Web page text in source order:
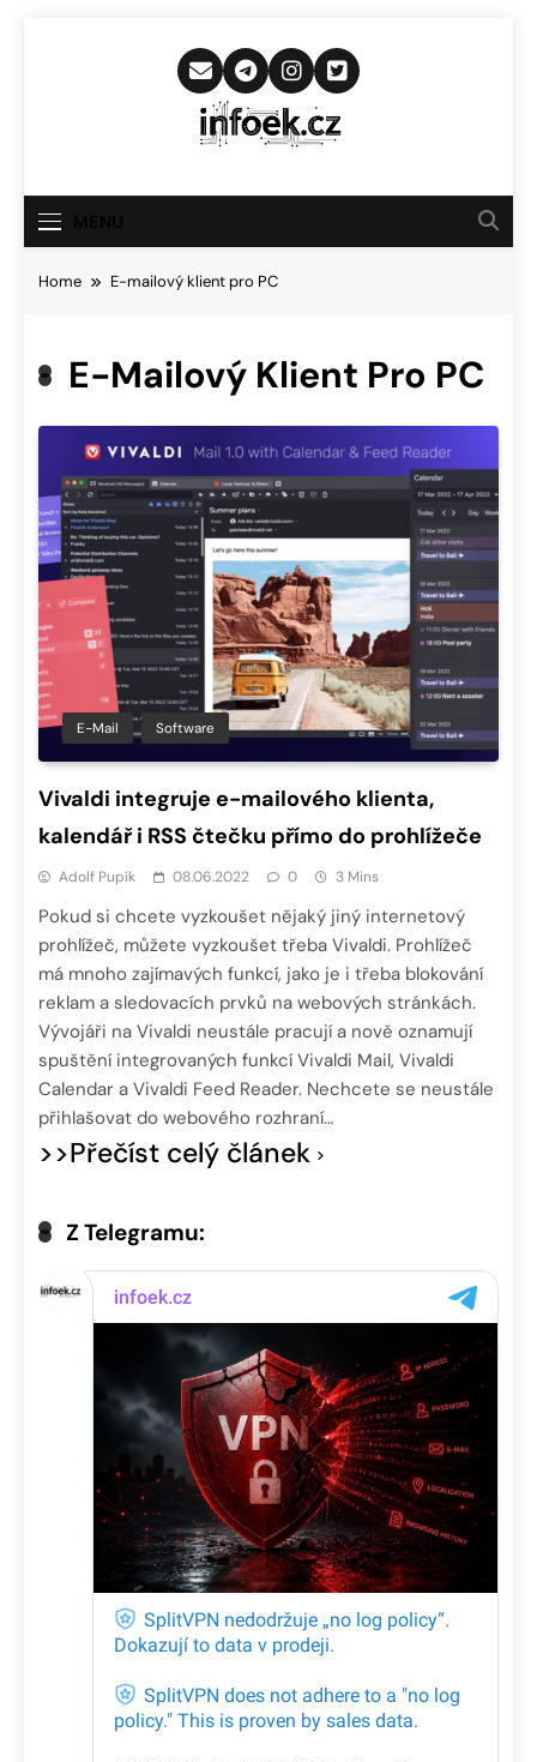
Infoek.cz
Novinkám
Home E-mailový klient pro PC
E-Mailový Klient Pro PC
E-Mail Software
Vivaldi integruje e-mailového klienta,
kalendář i RSS čtečku přímo do prohlížeče
Adolf Pupík 08.06.2022 0 3 Mins
Pokud si chcete vyzkoušet nějaký jiný internetový
prohlížeč, můžete vyzkoušet třeba Vivaldi. Prohlížeč
má mnoho zajímavých funkcí, jako je i třeba blokování
reklam a sledovacích prvků na webových stránkách.
Vývojáři na Vivaldi neustále pracují a nově oznamují
spuštění integrovaných funkcí Vivaldi Mail, Vivaldi
Calendar a Vivaldi Feed Reader. Nechcete se neustále
přihlašovat do webového rozhraní…
>>Přečíst celý článek
Z Telegramu: